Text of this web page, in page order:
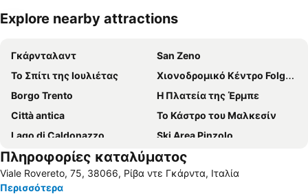
Ανάπτυξη χάρτη
Explore nearby attractions
Γκάρνταλαντ
San Zeno
Το Σπίτι της Ιουλιέτας
Χιονοδρομικό Κέντρο Folgarìa
Borgo Trento
Η Πλατεία της Έρμπε
Città antica
Το Κάστρο του Μαλκεσίν
Lago di Caldonazzo
Ski Area Pinzolo
Città Vecchia Lazise
Πάρκο Στούντιο Μούβιλαντ
Πληροφορίες καταλύματος
Viale Rovereto, 75, 38066, Ρίβα ντε Γκάρντα, Ιταλία
Περισσότερα